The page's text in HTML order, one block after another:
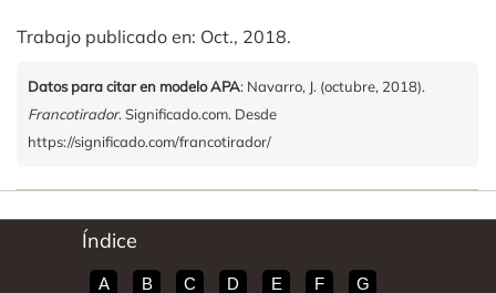
Trabajo publicado en: Oct., 2018.
Datos para citar en modelo APA: Navarro, J. (octubre, 2018).
Francotirador. Significado.com. Desde
https://significado.com/francotirador/
Índice
A B C D E F G